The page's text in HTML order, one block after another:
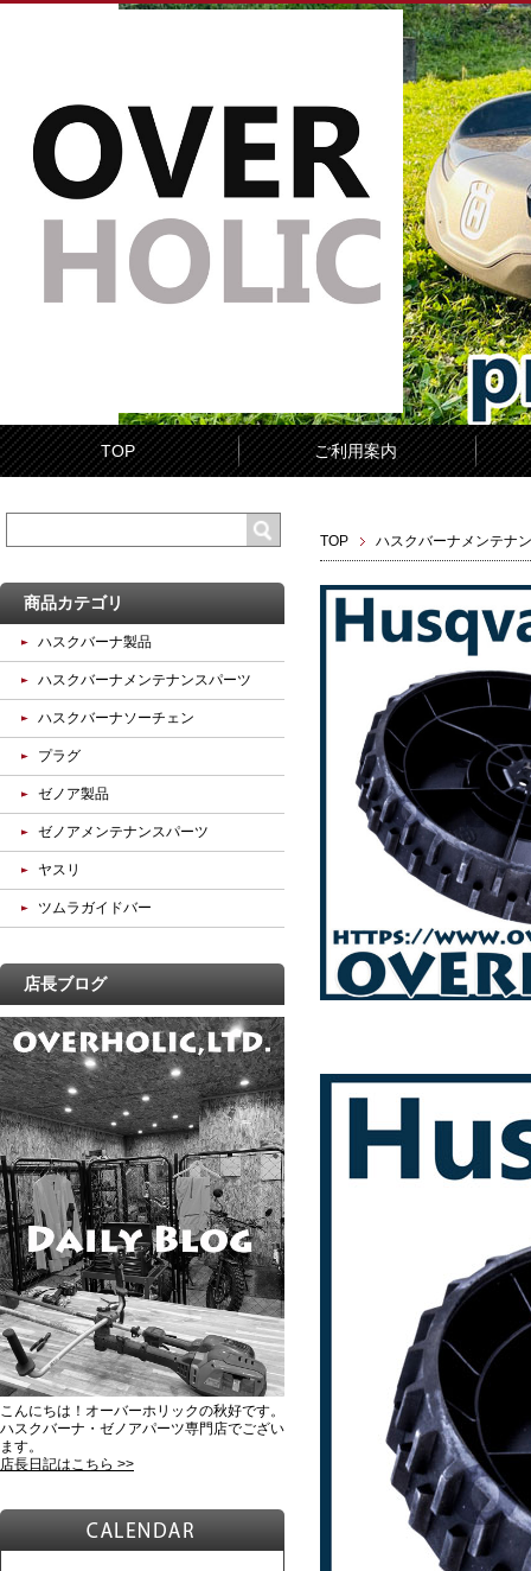
TOP ご利用案内
TOP ハスクバーナメンテナ
商品カテゴリ
ハスクバーナ製品
ハスクバーナメンテナンスパーツ
ハスクバーナソーチェン
プラグ
ゼノア製品
ゼノアメンテナンスパーツ
ヤスリ
ツムラガイドバー
店長ブログ
こんにちは！オーバーホリックの秋好です。
ハスクバーナ・ゼノアパーツ専門店でござい
ます。
店長日記はこちら >>